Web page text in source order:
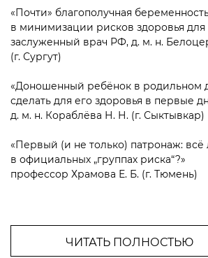
«Почти» благополучная
в минимизации рисков здоровья для
заслуженный врач РФ, д. м. н.
(г. Сургут)
«Доношенный ребёнок в родильном
сделать для его здоровья в первые
д. м. н. Кораблёва Н. Н. (г. Сыктывкар)
«Первый (и не только) патронаж: всё
в официальных „группах риска“?»
профессор Храмова Е. Б. (г. Тюмень)
ЧИТАТЬ ПОЛНОСТЬЮ